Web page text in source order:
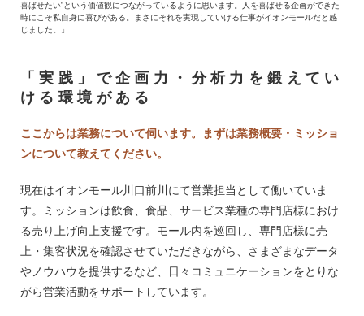
喜ばせたい”という価値観につながっているように思います。人を喜ばせる企画ができた
時にこそ私自身に喜びがある。まさにそれを実現していける仕事がイオンモールだと感
じました。」
「実践」で企画力・分析力を鍛えてい
ける環境がある
ここからは業務について伺います。まずは業務概要・ミッショ
ンについて教えてください。
現在はイオンモール川口前川にて営業担当として働いていま
す。ミッションは飲食、食品、サービス業種の専門店様におけ
る売り上げ向上支援です。モール内を巡回し、専門店様に売
上・集客状況を確認させていただきながら、さまざまなデータ
やノウハウを提供するなど、日々コミュニケーションをとりな
がら営業活動をサポートしています。